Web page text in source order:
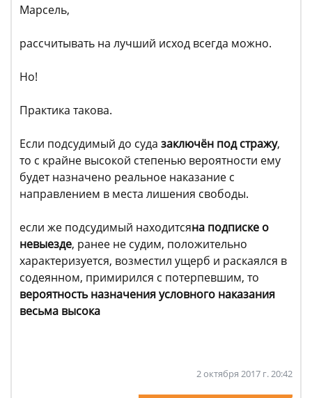
Марсель,
рассчитывать на лучший исход всегда можно.
Но!
Практика такова.
Если подсудимый до суда заключён под стражу,
то с крайне высокой степенью вероятности ему
будет назначено реальное наказание с
направлением в места лишения свободы.
если же подсудимый находитсяна подписке о
невыезде, ранее не судим, положительно
характеризуется, возместил ущерб и раскаялся в
содеянном, примирился с потерпевшим, то
вероятность назначения условного наказания
весьма высока
2 октября 2017 г. 20:42